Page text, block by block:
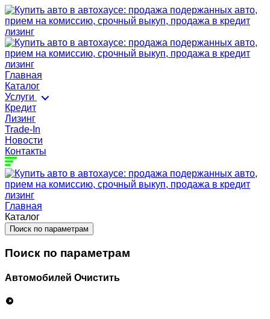
Главная
Каталог
Услуги
Кредит
Лизинг
Trade-In
Новости
Контакты
Главная
Каталог
Поиск по параметрам
Поиск по параметрам
Автомобилей Очистить